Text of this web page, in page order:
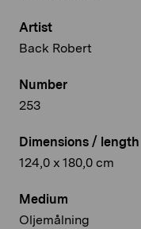
Artist
Back Robert
Number
253
Dimensions / length
124,0 x 180,0 cm
Medium
Oljemålning